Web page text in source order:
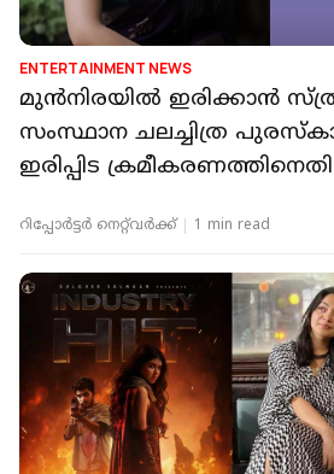
ENTERTAINMENT NEWS
മുൻനിരയിൽ ഇരിക്കാൻ
സംസ്ഥാന ചലച്ചിത്ര
ഇരിപ്പിട
റിപ്പോർട്ടർ നെറ്റ്‌വര്‍ക്ക്‌ 1 min read